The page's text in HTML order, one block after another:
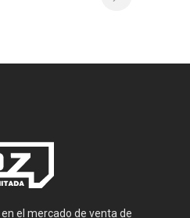
el mercado de venta de